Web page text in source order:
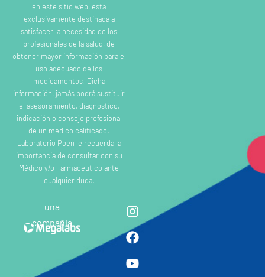
en este sitio web, esta
exclusivamente destinada a
satisfacer la necesidad de los
profesionales de la salud, de
obtener mayor información para el
uso adecuado de los
medicamentos. Dicha
información, jamás podrá sustituir
el asesoramiento, diagnóstico,
indicación o consejo profesional
de un médico calificado.
Laboratorio Poen le recuerda la
importancia de consultar con su
Médico y/o Farmacéutico ante
cualquier duda.
una
compañia